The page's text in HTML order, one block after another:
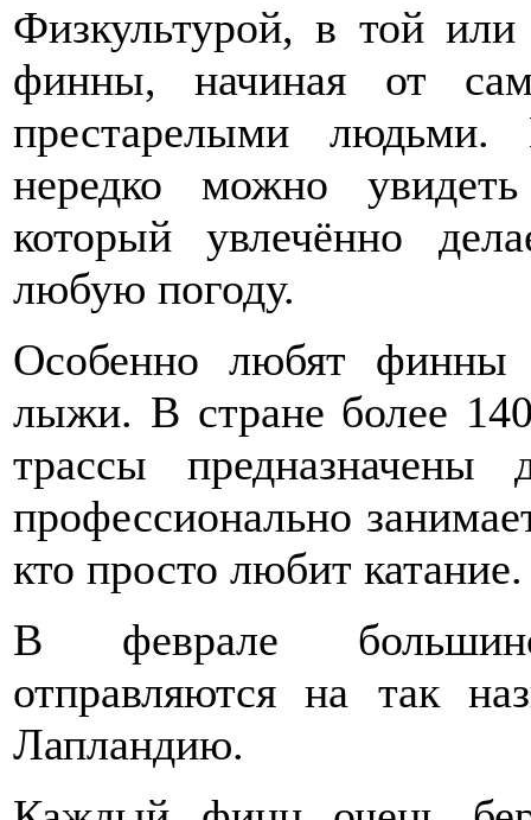
Физкультурой, в той
финны, начиная от
престарелыми
нередко можно
который увлечённо
любую погоду.
Особенно любят финны
лыжи. В стране более
трассы
профессионально
кто просто любит катание.
В феврале
отправляются на так
Лапландию.